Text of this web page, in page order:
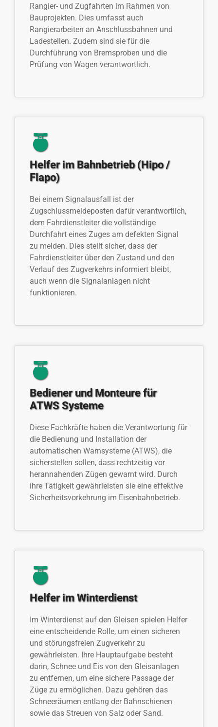
Rangier- und Zugfahrten im Rahmen von
Bauprojekten. Dies umfasst auch
Rangierarbeiten an Anschlussbahnen und
Ladestellen. Zudem sind sie für die
Durchführung von Bremsproben und die
Prüfung von Wagen verantwortlich.
Helfer im Bahnbetrieb (Hipo /
Flapo)
Bei einem Signalausfall ist der
Zugschlussmeldeposten dafür verantwortlich,
dem Fahrdienstleiter die vollständige
Durchfahrt eines Zuges am defekten Signal
zu melden. Dies stellt sicher, dass der
Fahrdienstleiter über den Zustand und den
Verlauf des Zugverkehrs informiert bleibt,
auch wenn die Signalanlagen nicht
funktionieren.
Bediener und Monteure für
ATWS Systeme
Diese Fachkräfte haben die Verantwortung für
die Bedienung und Installation der
automatischen Warnsysteme (ATWS), die
sicherstellen sollen, dass rechtzeitig vor
herannahenden Zügen gewarnt wird. Durch
ihre Tätigkeit gewährleisten sie eine effektive
Sicherheitsvorkehrung im Eisenbahnbetrieb.
Helfer im Winterdienst
Im Winterdienst auf den Gleisen spielen Helfer
eine entscheidende Rolle, um einen sicheren
und störungsfreien Zugverkehr zu
gewährleisten. Ihre Hauptaufgabe besteht
darin, Schnee und Eis von den Gleisanlagen
zu entfernen, um eine sichere Passage der
Züge zu ermöglichen. Dazu gehören das
Schneeräumen entlang der Bahnschienen
sowie das Streuen von Salz oder Sand.